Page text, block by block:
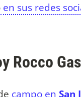
en sus redes
Rocco
campo en San